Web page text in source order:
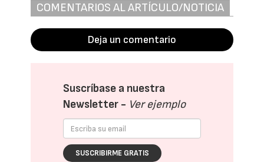
COMENTARIOS AL ARTÍCULO/NOTICIA
Deja un comentario
Suscríbase a nuestra
Newsletter - Ver ejemplo
SUSCRIBIRME GRATIS